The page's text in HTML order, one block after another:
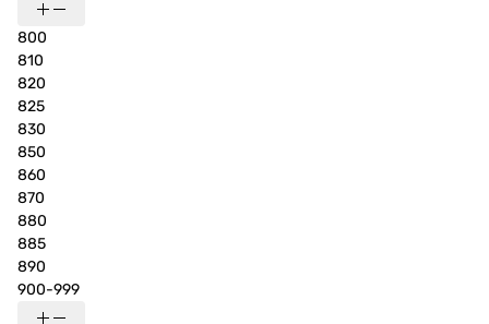
800
810
820
825
830
850
860
870
880
885
890
900-999